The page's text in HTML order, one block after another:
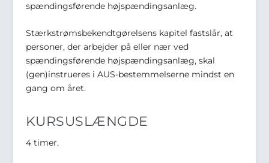
spændingsførende højspændingsanlæg.
Stærkstrømsbekendtgørelsens kapitel fastslår, at
personer, der arbejder på eller nær ved
spændingsførende højspændingsanlæg, skal
(gen)instrueres i AUS-bestemmelserne mindst en
gang om året.
KURSUSLÆNGDE
4 timer.